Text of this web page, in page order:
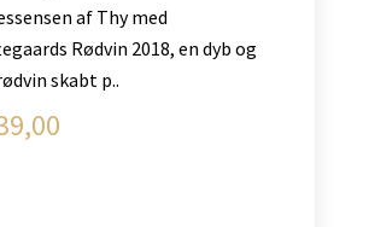
af Thy med
Rødvin 2018, en dyb og
skabt p..